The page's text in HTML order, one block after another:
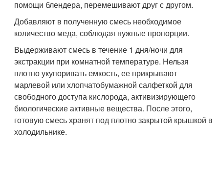
помощи блендера, перемешивают друг с другом.
Добавляют в полученную смесь необходимое
количество меда, соблюдая нужные пропорции.
Выдерживают смесь в течение 1 дня/ночи для
экстракции при комнатной температуре. Нельзя
плотно укупоривать емкость, ее прикрывают
марлевой или хлопчатобумажной салфеткой для
свободного доступа кислорода, активизирующего
биологические активные вещества. После этого,
готовую смесь хранят под плотно закрытой крышкой в
холодильнике.